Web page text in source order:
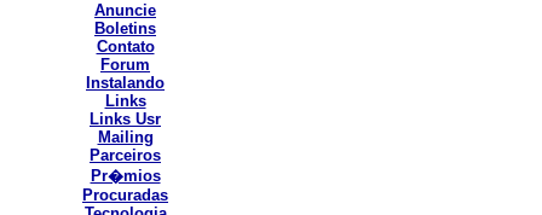
Anuncie
Boletins
Contato
Forum
Instalando
Links
Links Usr
Mailing
Parceiros
Pr�mios
Procuradas